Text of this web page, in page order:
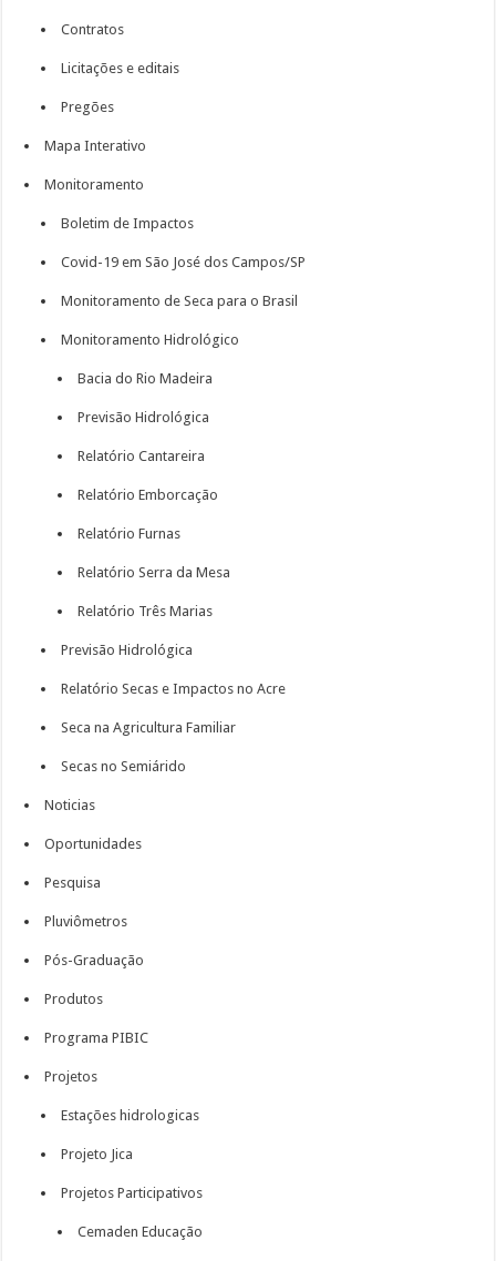
Contratos
Licitações e editais
Pregões
Mapa Interativo
Monitoramento
Boletim de Impactos
Covid-19 em São José dos Campos/SP
Monitoramento de Seca para o Brasil
Monitoramento Hidrológico
Bacia do Rio Madeira
Previsão Hidrológica
Relatório Cantareira
Relatório Emborcação
Relatório Furnas
Relatório Serra da Mesa
Relatório Três Marias
Previsão Hidrológica
Relatório Secas e Impactos no Acre
Seca na Agricultura Familiar
Secas no Semiárido
Noticias
Oportunidades
Pesquisa
Pluviômetros
Pós-Graduação
Produtos
Programa PIBIC
Projetos
Estações hidrologicas
Projeto Jica
Projetos Participativos
Cemaden Educação